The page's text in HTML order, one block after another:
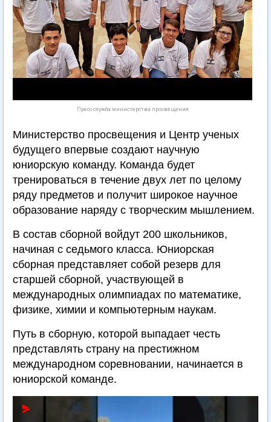
Пресс-служба министерства просвещения
Министерство просвещения и Центр ученых
будущего впервые создают научную
юниорскую команду. Команда будет
тренироваться в течение двух лет по целому
ряду предметов и получит широкое научное
образование наряду с творческим мышлением.
В состав сборной войдут 200 школьников,
начиная с седьмого класса. Юниорская
сборная представляет собой резерв для
старшей сборной, участвующей в
международных олимпиадах по математике,
физике, химии и компьютерным наукам.
Путь в сборную, которой выпадает честь
представлять страну на престижном
международном соревновании, начинается в
юниорской команде.